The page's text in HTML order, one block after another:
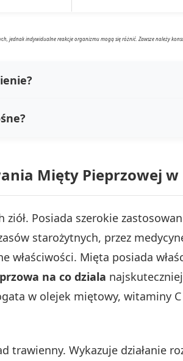
jednak indywidualne reakcje organizmu mogą się różnić. Zawsze należy
Mięty Pieprzowej
Posiada szerokie
starożytnych, przez
właściwości. Mięta posiada
na co dziala
w olejek miętowy, witaminy
trawienny. Wykazuje działanie